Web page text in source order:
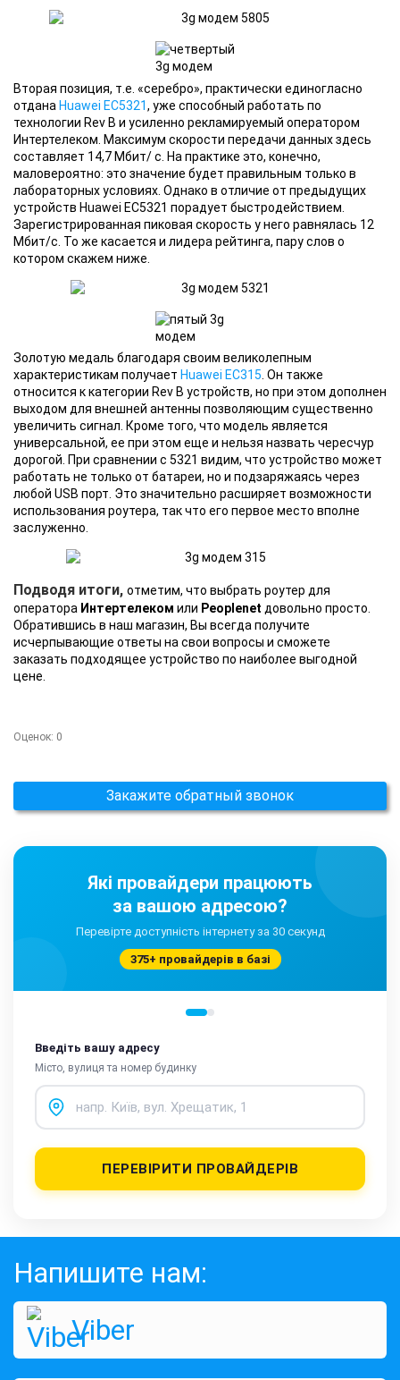
Вторая позиция, т.е. «серебро», практически единогласно
отдана Huawei EC5321, уже способный работать по
технологии Rev B и усиленно рекламируемый оператором
Интертелеком. Максимум скорости передачи данных здесь
составляет 14,7 Мбит/ с. На практике это, конечно,
маловероятно: это значение будет правильным только в
лабораторных условиях. Однако в отличие от предыдущих
устройств Huawei EC5321 порадует быстродействием.
Зарегистрированная пиковая скорость у него равнялась 12
Мбит/с. То же касается и лидера рейтинга, пару слов о
котором скажем ниже.
Золотую медаль благодаря своим великолепным
характеристикам получает Huawei EC315. Он также
относится к категории Rev B устройств, но при этом дополнен
выходом для внешней антенны позволяющим существенно
увеличить сигнал. Кроме того, что модель является
универсальной, ее при этом еще и нельзя назвать чересчур
дорогой. При сравнении с 5321 видим, что устройство может
работать не только от батареи, но и подзаряжаясь через
любой USB порт. Это значительно расширяет возможности
использования роутера, так что его первое место вполне
заслуженно.
Подводя итоги, отметим, что выбрать роутер для
оператора Интертелеком или Peoplenet довольно просто.
Обратившись в наш магазин, Вы всегда получите
исчерпывающие ответы на свои вопросы и сможете
заказать подходящее устройство по наиболее выгодной
цене.
Оценок: 0
Закажите обратный звонок
Які провайдери працюють
за вашою адресою?
Перевірте доступність інтернету за 30 секунд
375+ провайдерів в базі
Введіть вашу адресу
Місто, вулиця та номер будинку
ПЕРЕВІРИТИ ПРОВАЙДЕРІВ
Напишите нам:
Viber